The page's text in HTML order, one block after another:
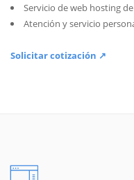
Servicio de web hosting
Atención y servicio
Solicitar cotización ↗